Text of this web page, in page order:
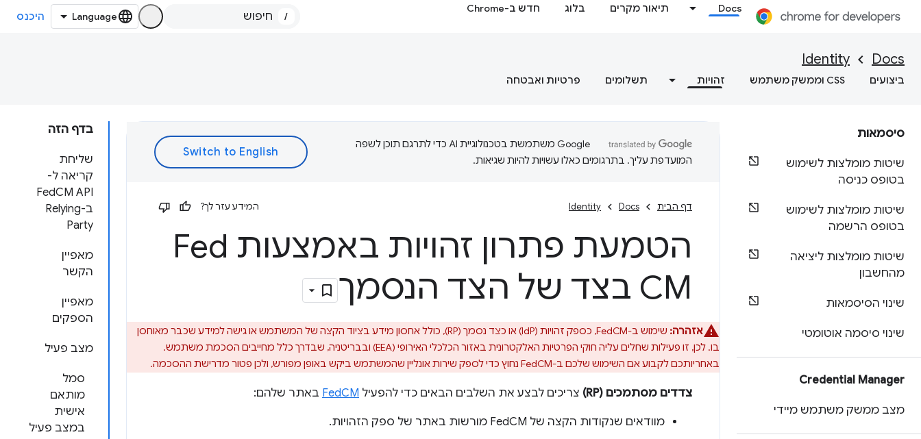
Docs תיאור מקרים בלוג חדש ב-Chrome
/ היכנס
Docs
Identity
ביצועים CSS וממשק משתמש זהויות תשלומים פרטיות ואבטחה
סיסמאות
שיטות מומלצות לשימוש
בטופס כניסה
שיטות מומלצות לשימוש
בטופס הרשמה
שיטות מומלצות ליציאה
מהחשבון
שינוי הסיסמאות
שינוי סיסמה אוטומטי
Credential Manager
מצב ממשק משתמש מיידי
בדף הזה
שליחת
קריאה ל-
FedCM API
ב-Relying
Party
מאפיין
הקשר
מאפיין
הספקים
מצב פעיל
סמל
מותאם
אישית
במצב פעיל
‫Google משתמשת בטכנולוגיית AI כדי לתרגם תוכן לשפה
המועדפת עליך. בתרגומים כאלו עשויות להיות שגיאות.
דף הבית Docs
Identity המידע עזר לך?
הטמעת פתרון זהויות באמצעות Fed
CM בצד של הצד הנסמך
אזהרה:
שימוש ב-FedCM, כספק זהויות (IdP) או כצד נסמך (RP), כולל אחסון מידע בציוד הקצה של המשתמש או גישה למידע שכבר מאוחסן
בו. לכן, זו פעילות שחלים עליה חוקי הפרטיות האלקטרונית באזור הכלכלי האירופי (EEA) ובבריטניה, שבדרך כלל מחייבים הסכמת משתמש.
באחריותכם לקבוע אם השימוש שלכם ב-FedCM נחוץ כדי לספק שירות אונליין שהמשתמש ביקש באופן מפורש, ולכן פטור מדרישת ההסכמה.
צדדים מסתמכים (RP) צריכים לבצע את השלבים הבאים כדי להפעיל FedCM באתר שלהם:
מוודאים שנקודות הקצה של FedCM מורשות באתר של ספק הזהויות.